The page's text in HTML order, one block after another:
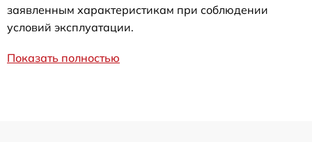
заявленным характеристикам при соблюдении
условий эксплуатации.
Показать полностью